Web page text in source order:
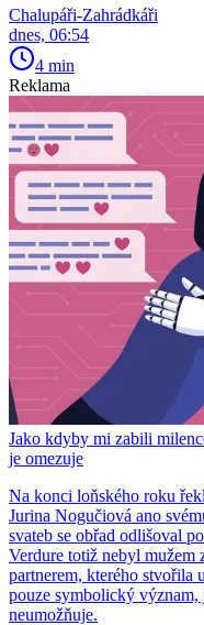
Chalupáři-Zahrádkáři
dnes, 06:54
4 min
Reklama
Jako kdyby mi zabili
je omezuje
Na konci loňského roku
Jurina Nogučiová ano
svateb se obřad odlišoval
Verdure totiž nebyl mužem
partnerem, kterého stvořila
pouze symbolický
neumožňuje.